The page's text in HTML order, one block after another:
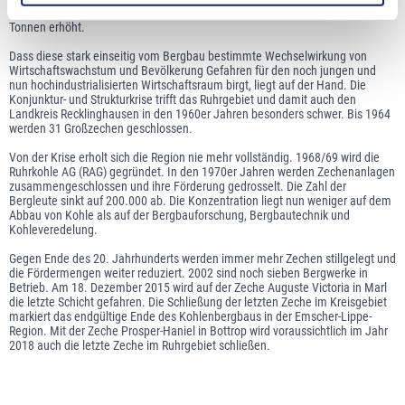
Tonnen erhöht.
Dass diese stark einseitig vom Bergbau bestimmte Wechselwirkung von
Wirtschaftswachstum und Bevölkerung Gefahren für den noch jungen und
nun hochindustrialisierten Wirtschaftsraum birgt, liegt auf der Hand. Die
Konjunktur- und Strukturkrise trifft das Ruhrgebiet und damit auch den
Landkreis Recklinghausen in den 1960er Jahren besonders schwer. Bis 1964
werden 31 Großzechen geschlossen.
Von der Krise erholt sich die Region nie mehr vollständig. 1968/69 wird die
Ruhrkohle AG (RAG) gegründet. In den 1970er Jahren werden Zechenanlagen
zusammengeschlossen und ihre Förderung gedrosselt. Die Zahl der
Bergleute sinkt auf 200.000 ab. Die Konzentration liegt nun weniger auf dem
Abbau von Kohle als auf der Bergbauforschung, Bergbautechnik und
Kohleveredelung.
Gegen Ende des 20. Jahrhunderts werden immer mehr Zechen stillgelegt und
die Fördermengen weiter reduziert. 2002 sind noch sieben Bergwerke in
Betrieb. Am 18. Dezember 2015 wird auf der Zeche Auguste Victoria in Marl
die letzte Schicht gefahren. Die Schließung der letzten Zeche im Kreisgebiet
markiert das endgültige Ende des Kohlenbergbaus in der Emscher-Lippe-
Region. Mit der Zeche Prosper-Haniel in Bottrop wird voraussichtlich im Jahr
2018 auch die letzte Zeche im Ruhrgebiet schließen.